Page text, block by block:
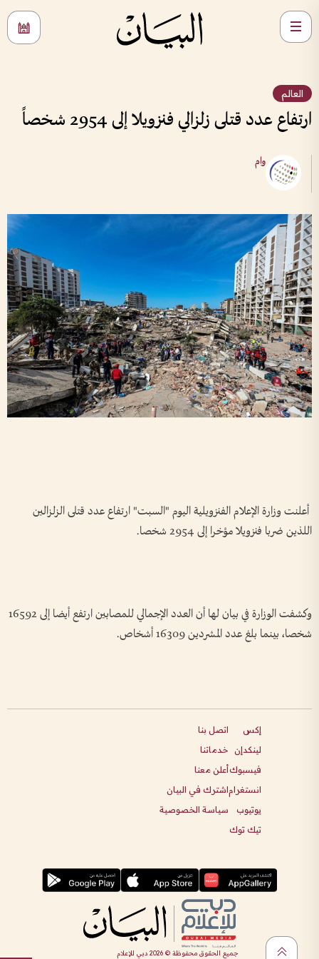
العالم
ارتفاع عدد قتلى زلزالي فنزويلا إلى 2954 شخصاً
وام
أعلنت وزارة ​الإعلام الفنزويلية ‌اليوم "السبت" ارتفاع ‌عدد ⁠قتلى ​الزلزالين
⁠اللذين ضربا ⁠فنزويلا ⁠مؤخرا إلى 2954 ⁠شخصا.
وكشفت الوزارة في بيان لها أن ​العدد ⁠الإجمالي للمصابين ارتفع أيضا إلى ​16592
‌شخصا، بينما ​بلغ ​عدد المشردين 16309 ⁠أشخاص.
إكس
لينكدإن
فيسبوك
انستغرام
يوتيوب
تيك توك
اتصل بنا
خدماتنا
أعلن معنا
اشترك في البيان
سياسة الخصوصية
جميع الحقوق محفوظة ©2026 دبي للإعلام